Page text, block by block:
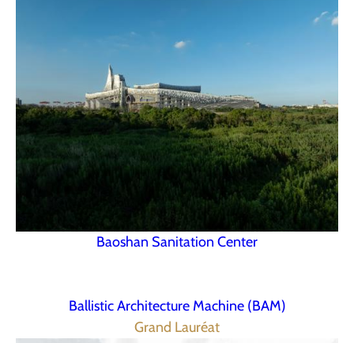
Baoshan Sanitation Center
Ballistic Architecture Machine (BAM)
Grand Lauréat